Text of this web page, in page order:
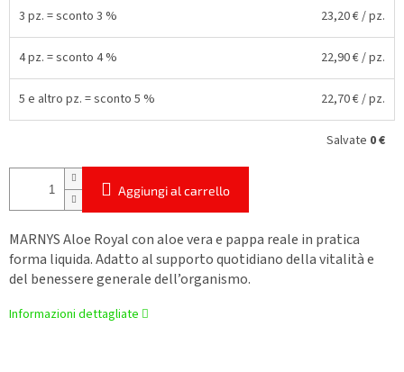
3 pz. = sconto 3 % 23,20 €/ pz.
4 pz. = sconto 4 % 22,90 €/ pz.
5 e altro pz. = sconto 5 % 22,70 €/ pz.
Salvate 0 €
Aggiungi al carrello
MARNYS Aloe Royal con aloe vera e pappa reale in pratica
forma liquida. Adatto al supporto quotidiano della vitalità e
del benessere generale dell’organismo.
Informazioni dettagliate